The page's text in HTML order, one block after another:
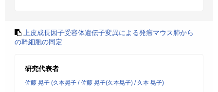
上皮成長因子受容体遺伝子変異による発癌マウス肺から
の幹細胞の同定
研究代表者
佐藤 晃子 (久本晃子 / 佐藤 晃子(久本晃子) / 久本 晃子)